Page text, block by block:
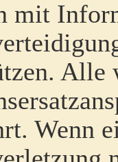
mit
Alle
Wenn